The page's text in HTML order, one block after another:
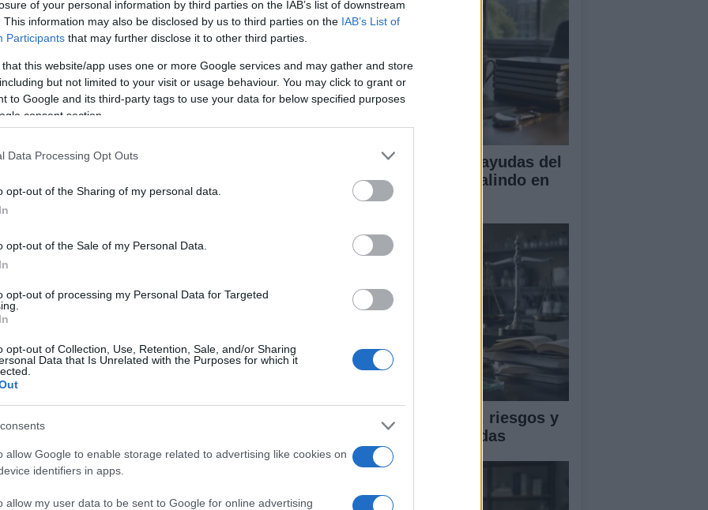
of your personal information by third parties on the IAB’s list of downstream
This information may also be disclosed by us to third parties on the IAB’s List of
Participants that may further disclose it to other third parties.
that this website/app uses one or more Google services and may gather and store
but not limited to your visit or usage behaviour. You may click to grant or
to Google and its third-party tags to use your data for below specified purposes
consent section.
Data Processing Opt Outs
opt-out of the Sharing of my personal data.
opt-out of the Sale of my Personal Data.
opt-out of processing my Personal Data for Targeted
opt-out of Collection, Use, Retention, Sale, and/or Sharing
Data that Is Unrelated with the Purposes for which it
allow Google to enable storage related to advertising like cookies on
identifiers in apps.
allow my user data to be sent to Google for online advertising
visto el cuidado que están intentado llevar a cabo
todo en el apartado gráfico.
más fiel posible a la aventura original pero
la actual generación de consolas.
UJA obtiene cuatro ayudas del
programa Beatriz Galindo en
2026
Ética en IA: marcos, riesgos y
mitigaciones aplicadas